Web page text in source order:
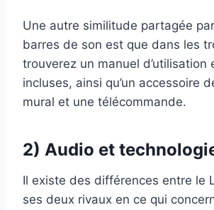
Une autre similitude partagée
barres de son est que dans les
trouverez un manuel d’utilisation
incluses, ainsi qu’un accessoire
mural et une télécommande.
2) Audio et
Il existe des différences entre le
ses deux rivaux en ce qui